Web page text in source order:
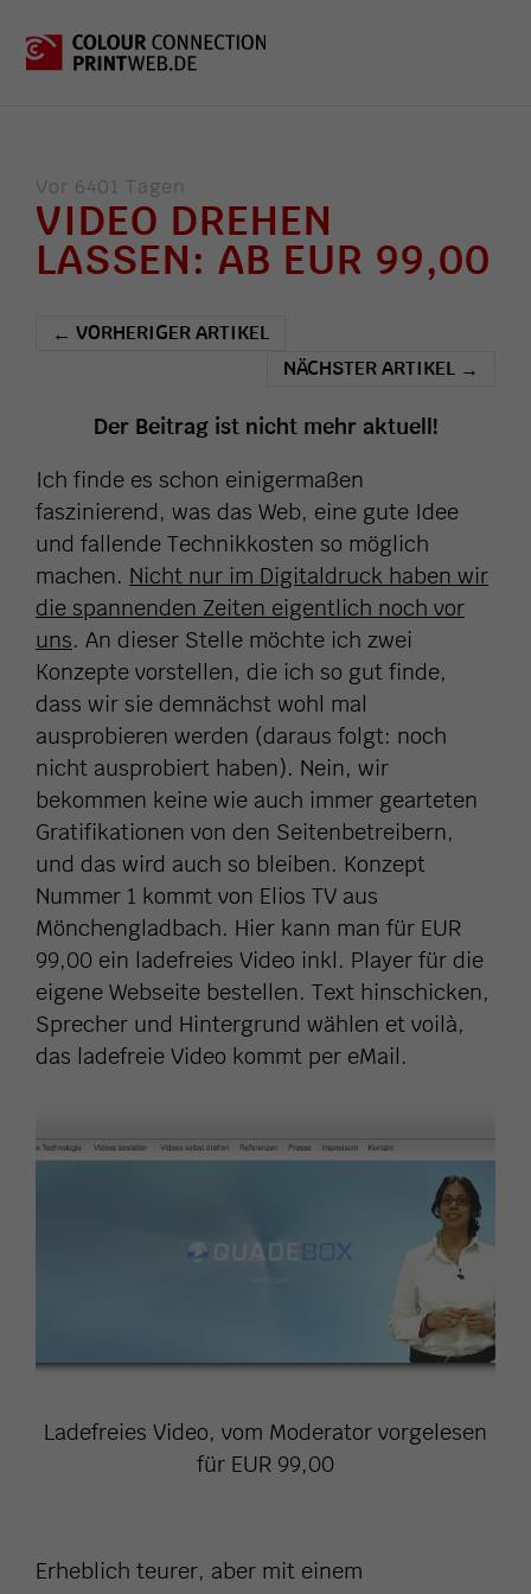
Vor 6401 Tagen
VIDEO DREHEN
LASSEN: AB EUR 99,00
← VORHERIGER ARTIKEL
NÄCHSTER ARTIKEL →
Der Beitrag ist nicht mehr aktuell!
Ich finde es schon einigermaßen
faszinierend, was das Web, eine gute Idee
und fallende Technikkosten so möglich
machen. Nicht nur im Digitaldruck haben wir
die spannenden Zeiten eigentlich noch vor
uns. An dieser Stelle möchte ich zwei
Konzepte vorstellen, die ich so gut finde,
dass wir sie demnächst wohl mal
ausprobieren werden (daraus folgt: noch
nicht ausprobiert haben). Nein, wir
bekommen keine wie auch immer gearteten
Gratifikationen von den Seitenbetreibern,
und das wird auch so bleiben. Konzept
Nummer 1 kommt von Elios TV aus
Mönchengladbach. Hier kann man für EUR
99,00 ein ladefreies Video inkl. Player für die
eigene Webseite bestellen. Text hinschicken,
Sprecher und Hintergrund wählen et voilà,
das ladefreie Video kommt per eMail.
Ladefreies Video, vom Moderator vorgelesen
für EUR 99,00
Erheblich teurer, aber mit einem